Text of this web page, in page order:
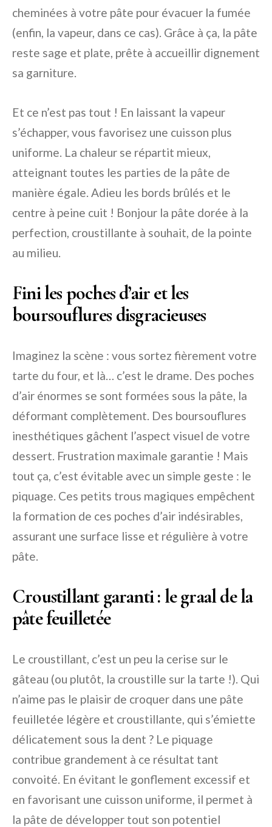
cheminées à votre pâte pour évacuer la fumée
(enfin, la vapeur, dans ce cas). Grâce à ça, la pâte
reste sage et plate, prête à accueillir dignement
sa garniture.
Et ce n’est pas tout ! En laissant la vapeur
s’échapper, vous favorisez une cuisson plus
uniforme. La chaleur se répartit mieux,
atteignant toutes les parties de la pâte de
manière égale. Adieu les bords brûlés et le
centre à peine cuit ! Bonjour la pâte dorée à la
perfection, croustillante à souhait, de la pointe
au milieu.
Fini les poches d’air et les
boursouflures disgracieuses
Imaginez la scène : vous sortez fièrement votre
tarte du four, et là… c’est le drame. Des poches
d’air énormes se sont formées sous la pâte, la
déformant complètement. Des boursouflures
inesthétiques gâchent l’aspect visuel de votre
dessert. Frustration maximale garantie ! Mais
tout ça, c’est évitable avec un simple geste : le
piquage. Ces petits trous magiques empêchent
la formation de ces poches d’air indésirables,
assurant une surface lisse et régulière à votre
pâte.
Croustillant garanti : le graal de la
pâte feuilletée
Le croustillant, c’est un peu la cerise sur le
gâteau (ou plutôt, la croustille sur la tarte !). Qui
n’aime pas le plaisir de croquer dans une pâte
feuilletée légère et croustillante, qui s’émiette
délicatement sous la dent ? Le piquage
contribue grandement à ce résultat tant
convoité. En évitant le gonflement excessif et
en favorisant une cuisson uniforme, il permet à
la pâte de développer tout son potentiel